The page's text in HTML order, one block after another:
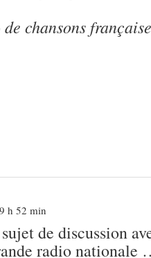
chansons
h 52 min
de discussion
radio